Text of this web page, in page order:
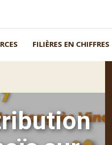
FILIÈRES EN CHIFFRES